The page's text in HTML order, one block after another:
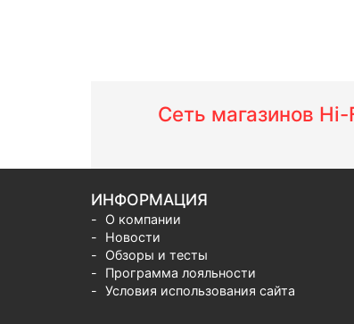
Сеть магазинов
ИНФОРМАЦИЯ
О компании
Новости
Обзоры и тесты
Программа лояльности
Условия использования сайта